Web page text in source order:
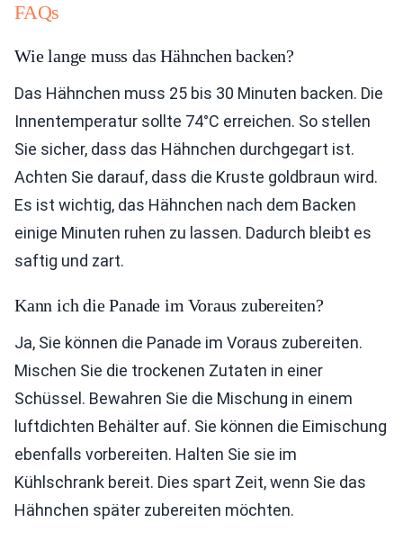
FAQs
Wie lange muss das Hähnchen backen?
Das Hähnchen muss 25 bis 30 Minuten backen. Die
Innentemperatur sollte 74°C erreichen. So stellen
Sie sicher, dass das Hähnchen durchgegart ist.
Achten Sie darauf, dass die Kruste goldbraun wird.
Es ist wichtig, das Hähnchen nach dem Backen
einige Minuten ruhen zu lassen. Dadurch bleibt es
saftig und zart.
Kann ich die Panade im Voraus zubereiten?
Ja, Sie können die Panade im Voraus zubereiten.
Mischen Sie die trockenen Zutaten in einer
Schüssel. Bewahren Sie die Mischung in einem
luftdichten Behälter auf. Sie können die Eimischung
ebenfalls vorbereiten. Halten Sie sie im
Kühlschrank bereit. Dies spart Zeit, wenn Sie das
Hähnchen später zubereiten möchten.